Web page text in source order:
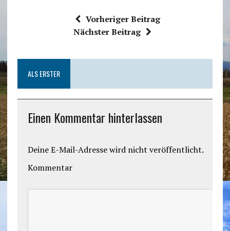
Vorheriger Beitrag
Nächster Beitrag
ALS ERSTER
Einen Kommentar hinterlassen
Deine E-Mail-Adresse wird nicht veröffentlicht.
Kommentar